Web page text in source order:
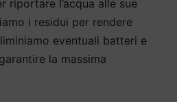
riportare l’acqua alle sue
i residui per rendere
eventuali batteri e
la massima